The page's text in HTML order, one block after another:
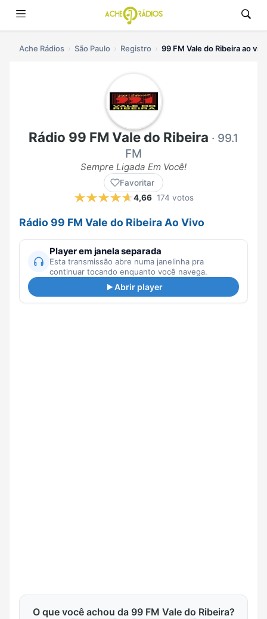
Ache Rádios São Paulo Registro 99 FM Vale do Ribeira ao vivo
Rádio 99 FM Vale do Ribeira · 99.1
FM
Sempre Ligada Em Você!
Favoritar
4,66 174 votos
Rádio 99 FM Vale do Ribeira Ao Vivo
Player em janela separada
Esta transmissão abre numa janelinha pra
continuar tocando enquanto você navega.
Abrir player
O que você achou da 99 FM Vale do Ribeira?